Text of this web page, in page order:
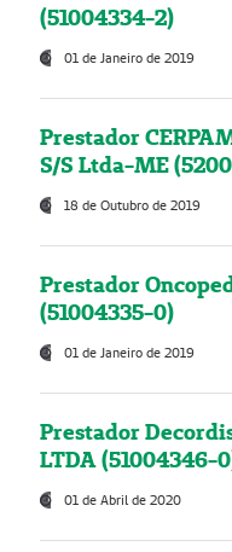
(51004334-2)
01 de Janeiro de 2019
Prestador
S/S Ltda-ME
18 de Outubro de 2019
Prestador
(51004335-0)
01 de Janeiro de 2019
Prestador
LTDA (51004346-
01 de Abril de 2020